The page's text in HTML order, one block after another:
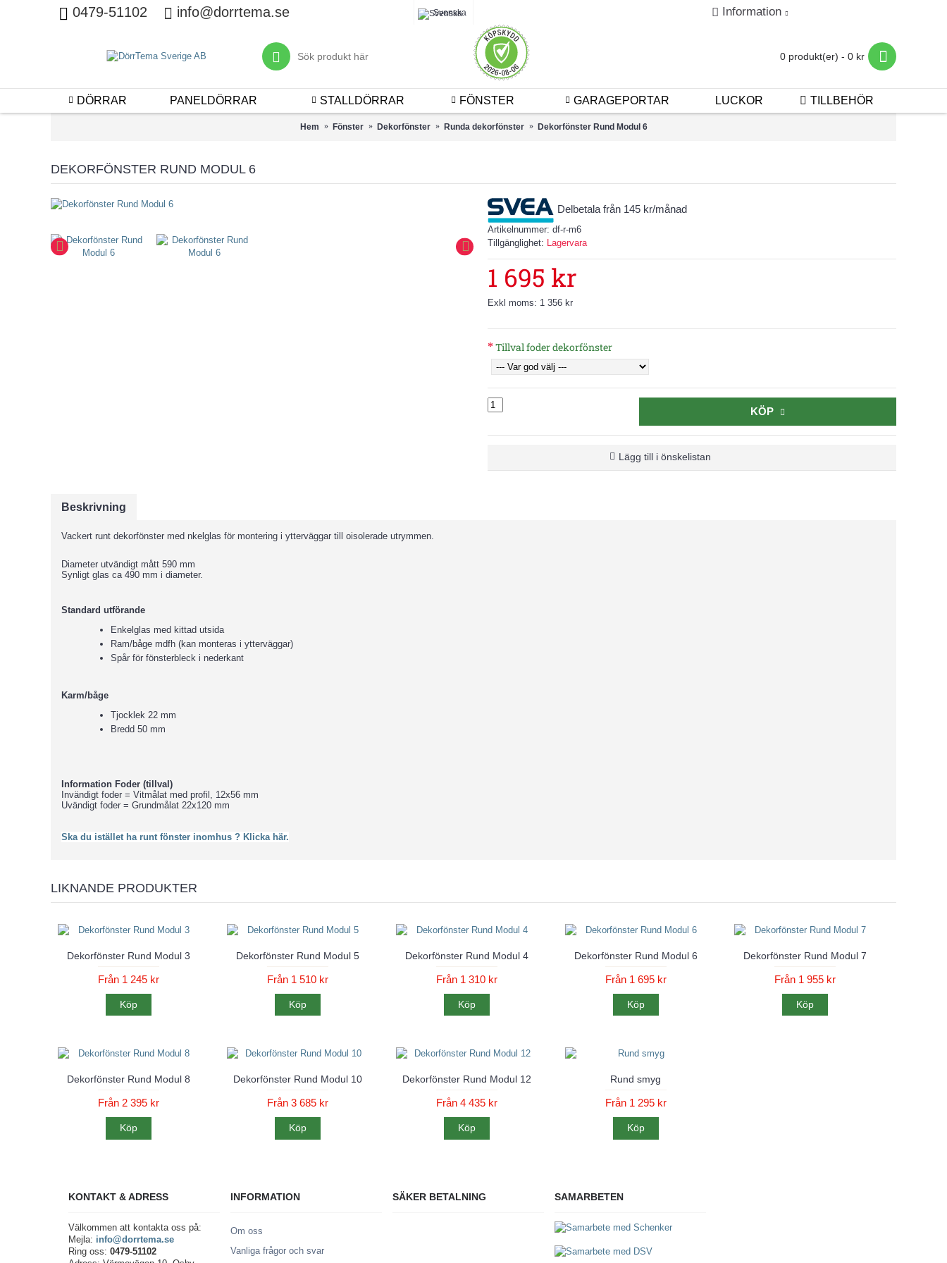
0479-51102 info@dorrtema.se Svenska Information
0 produkt(er) - 0 kr
DÖRRAR PANELDÖRRAR STALLDÖRRAR FÖNSTER GARAGEPORTAR LUCKOR TILLBEHÖR
Hem Fönster Dekorfönster Runda dekorfönster Dekorfönster Rund Modul 6
DEKORFÖNSTER RUND MODUL 6
Delbetala från 145 kr/månad
Artikelnummer: df-r-m6
Tillgänglighet: Lagervara
1 695 kr
Exkl moms: 1 356 kr
Tillval foder dekorfönster
KÖP
Lägg till i önskelistan
Beskrivning
Vackert runt dekorfönster med nkelglas för montering i ytterväggar till oisolerade utrymmen.
Diameter utvändigt mått 590 mm
Synligt glas ca 490 mm i diameter.
Standard utförande
Enkelglas med kittad utsida
Ram/båge mdfh (kan monteras i ytterväggar)
Spår för fönsterbleck i nederkant
Karm/båge
Tjocklek 22 mm
Bredd 50 mm
Information Foder (tillval)
Invändigt foder = Vitmålat med profil, 12x56 mm
Uvändigt foder = Grundmålat 22x120 mm
Ska du istället ha runt fönster inomhus ? Klicka här.
LIKNANDE PRODUKTER
Dekorfönster Rund Modul 3
Från 1 245 kr
Köp
Dekorfönster Rund Modul 5
Från 1 510 kr
Köp
Dekorfönster Rund Modul 4
Från 1 310 kr
Köp
Dekorfönster Rund Modul 6
Från 1 695 kr
Köp
Dekorfönster Rund Modul 7
Från 1 955 kr
Köp
Dekorfönster Rund Modul 8
Från 2 395 kr
Köp
Dekorfönster Rund Modul 10
Från 3 685 kr
Köp
Dekorfönster Rund Modul 12
Från 4 435 kr
Köp
Rund smyg
Från 1 295 kr
Köp
KONTAKT & ADRESS
Välkommen att kontakta oss på:
Mejla: info@dorrtema.se
Ring oss: 0479-51102
INFORMATION
Om oss
Vanliga frågor och svar
SÄKER BETALNING SAMARBETEN